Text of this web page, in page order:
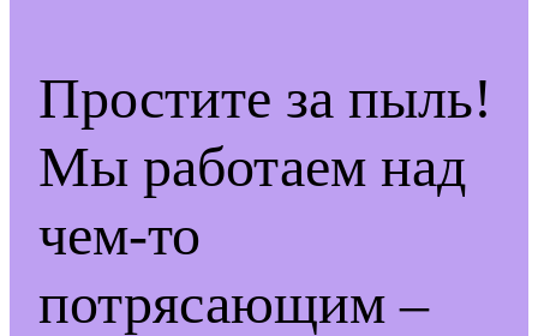
Простите за пыль!
Мы работаем над
чем-то
потрясающим –